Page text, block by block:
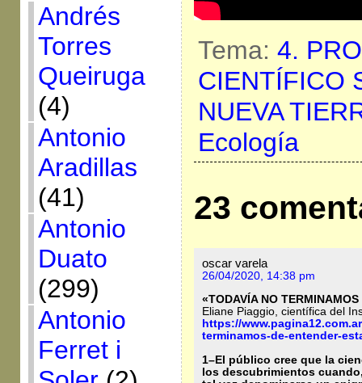
Andrés
Torres
Queiruga
(4)
Antonio
Aradillas
(41)
Antonio
Duato
(299)
Antonio
Ferret i
Tema: 4.
CIENTÍFICO
NUEVA
Ecología
23
oscar varela
26/04/2020, 14:38 pm
«TODAVÍA NO
Eliane Piaggio, científica del
https://
terminamos-de-entender-
1–El público cree que la
los descubrimientos